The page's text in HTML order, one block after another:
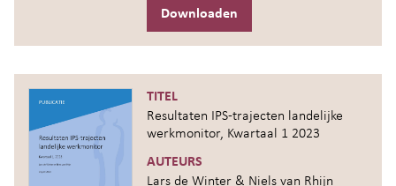
Downloaden
TITEL
Resultaten IPS-trajecten landelijke
werkmonitor, Kwartaal 1 2023
AUTEURS
Lars de Winter & Niels van Rhijn